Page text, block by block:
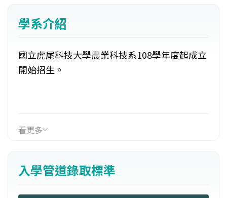
學系介紹
國立虎尾科技大學農業科技系108學年度起成立
開始招生。
看更多
入學管道錄取標準